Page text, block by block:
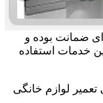
ضمانت بوده و
خدمات استفاده
تعمیر لوازم خانگی